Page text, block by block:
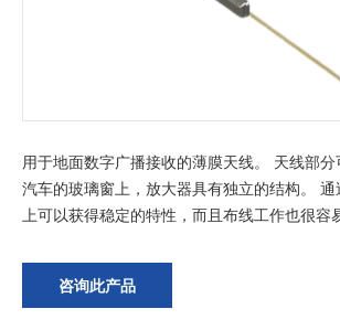
加入我们
用于地面数字广播接收的薄膜天线。 天线部
汽车的玻璃窗上，放大器具有独立的结构。
上可以获得稳定的特性，而且布线工作也很容
咨询此产品